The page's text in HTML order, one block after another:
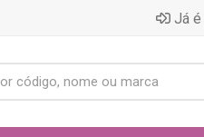
Já é